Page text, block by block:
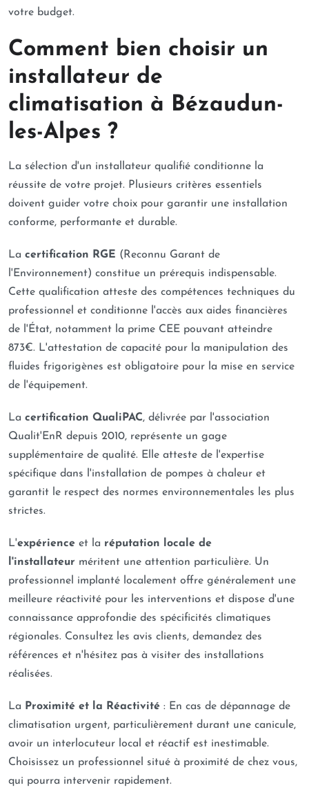
votre budget.
Comment bien choisir un
installateur de
climatisation à Bézaudun-
les-Alpes ?
La sélection d'un installateur qualifié conditionne la
réussite de votre projet. Plusieurs critères essentiels
doivent guider votre choix pour garantir une installation
conforme, performante et durable.
La certification RGE (Reconnu Garant de
l'Environnement) constitue un prérequis indispensable.
Cette qualification atteste des compétences techniques du
professionnel et conditionne l'accès aux aides financières
de l'État, notamment la prime CEE pouvant atteindre
873€. L'attestation de capacité pour la manipulation des
fluides frigorigènes est obligatoire pour la mise en service
de l'équipement.
La certification QualiPAC, délivrée par l'association
Qualit'EnR depuis 2010, représente un gage
supplémentaire de qualité. Elle atteste de l'expertise
spécifique dans l'installation de pompes à chaleur et
garantit le respect des normes environnementales les plus
strictes.
L'expérience et la réputation locale de
l'installateur méritent une attention particulière. Un
professionnel implanté localement offre généralement une
meilleure réactivité pour les interventions et dispose d'une
connaissance approfondie des spécificités climatiques
régionales. Consultez les avis clients, demandez des
références et n'hésitez pas à visiter des installations
réalisées.
La Proximité et la Réactivité : En cas de dépannage de
climatisation urgent, particulièrement durant une canicule,
avoir un interlocuteur local et réactif est inestimable.
Choisissez un professionnel situé à proximité de chez vous,
qui pourra intervenir rapidement.